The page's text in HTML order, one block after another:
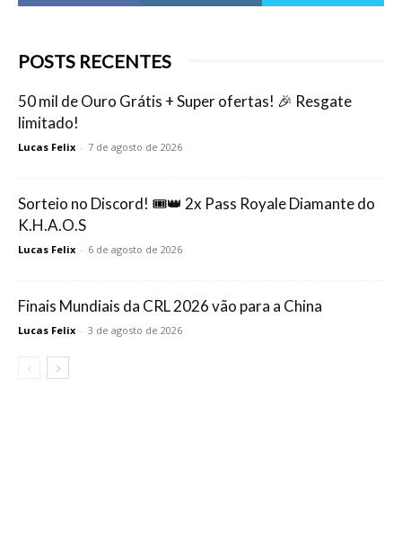
POSTS RECENTES
50 mil de Ouro Grátis + Super ofertas! 🎉 Resgate
limitado!
Lucas Felix - 7 de agosto de 2026
Sorteio no Discord! 🎟️👑 2x Pass Royale Diamante do
K.H.A.O.S
Lucas Felix - 6 de agosto de 2026
Finais Mundiais da CRL 2026 vão para a China
Lucas Felix - 3 de agosto de 2026